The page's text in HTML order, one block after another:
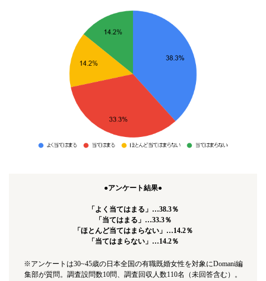
●アンケート結果●
「よく当てはまる」…38.3％
「当てはまる」…33.3％
「ほとんど当てはまらない」…14.2％
「当てはまらない」…14.2％
※アンケートは30~45歳の日本全国の有職既婚女性を対象にDomani編
集部が質問。調査設問数10問、調査回収人数110名（未回答含む）。